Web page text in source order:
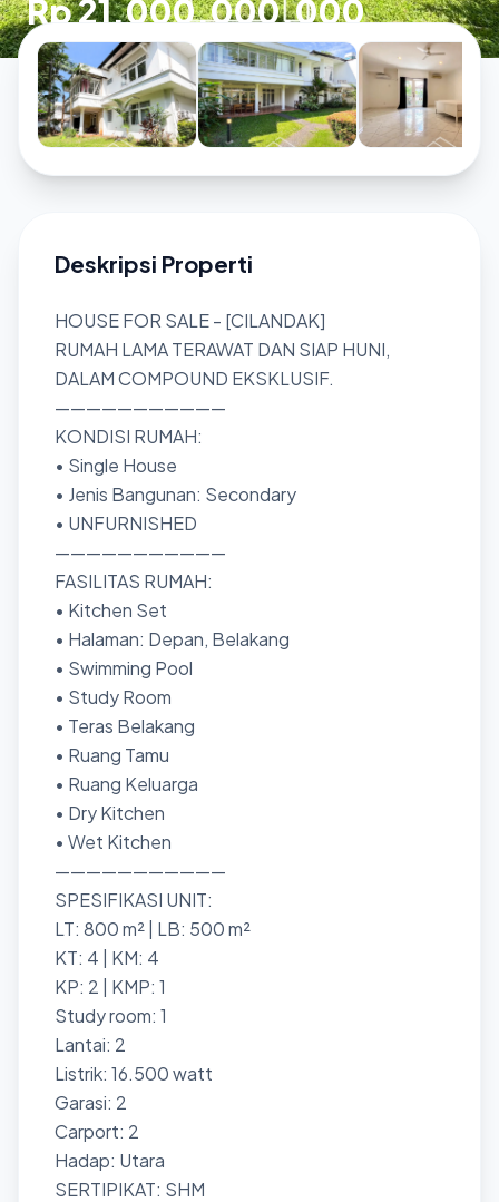
Rp 21.000.000.000
Deskripsi Properti
HOUSE FOR SALE - [CILANDAK]
RUMAH LAMA TERAWAT DAN SIAP HUNI,
DALAM COMPOUND EKSKLUSIF.
———————————
KONDISI RUMAH:
• Single House
• Jenis Bangunan: Secondary
• UNFURNISHED
———————————
FASILITAS RUMAH:
• Kitchen Set
• Halaman: Depan, Belakang
• Swimming Pool
• Study Room
• Teras Belakang
• Ruang Tamu
• Ruang Keluarga
• Dry Kitchen
• Wet Kitchen
———————————
SPESIFIKASI UNIT:
LT: 800 m² | LB: 500 m²
KT: 4 | KM: 4
KP: 2 | KMP: 1
Study room: 1
Lantai: 2
Listrik: 16.500 watt
Garasi: 2
Carport: 2
Hadap: Utara
SERTIPIKAT: SHM